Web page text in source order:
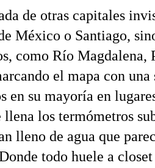
de otras capitales
México o Santiago,
como Río Magdalena,
el mapa con una
en su mayoría en
los termómetros
lleno de agua que
todo huele a